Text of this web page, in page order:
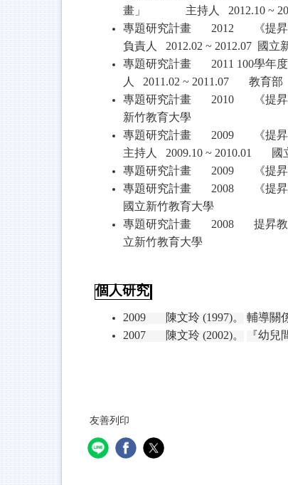
畫」
主持人 2012.10 ~
專題研究計畫 2012 《提
負責人
2012.02 ~ 2012.07 國立
專題研究計畫 2011 100學年
人
2011.02 ~ 2011.07 教育部
專題研究計畫 2010 《提
新竹教育大學
專題研究計畫 2009
《提
主持人
2009.10 ~ 2010.01
國
專題研究計畫 2009 《提
專題研究計畫 2008 《提
國立新竹教育大學
專題研究計畫 2008 提昇
立新竹教育大學
個人研究
2009 陳文玲 (1997)。 輔導關
2007
陳文玲 (2002)。 『幼兒
友善列印